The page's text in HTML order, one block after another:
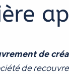
de
de